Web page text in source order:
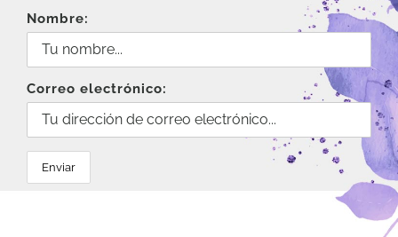
Nombre:
Correo electrónico: